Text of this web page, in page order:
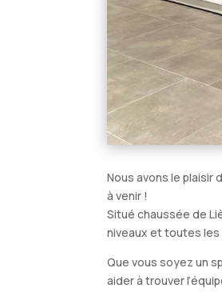
Nous avons le plaisir
à venir !
Situé chaussée de
niveaux et toutes les
Que vous soyez un
aider à trouver